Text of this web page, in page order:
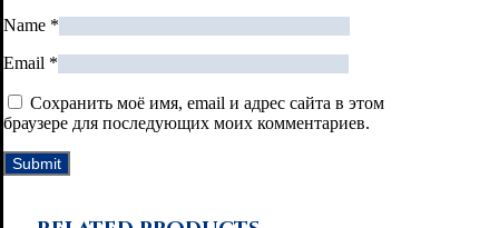
Name *
Email *
Сохранить моё имя, email и адрес сайта в этом
браузере для последующих моих комментариев.